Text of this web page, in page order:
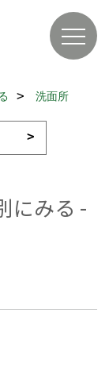
洗面所
にみる -